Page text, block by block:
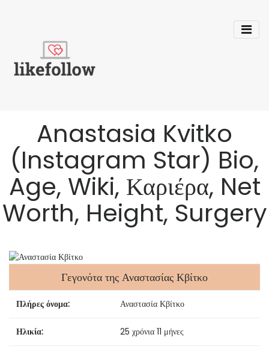
Anastasia Kvitko
(Instagram Star) Bio,
Age, Wiki, Καριέρα, Net
Worth, Height, Surgery
Γεγονότα της Αναστασίας Κβίτκο
Πλήρες όνομα: Αναστασία Κβίτκο
Ηλικία: 25 χρόνια 11 μήνες